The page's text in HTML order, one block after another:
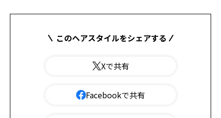
このヘアスタイルをシェアする
Xで共有
Facebookで共有